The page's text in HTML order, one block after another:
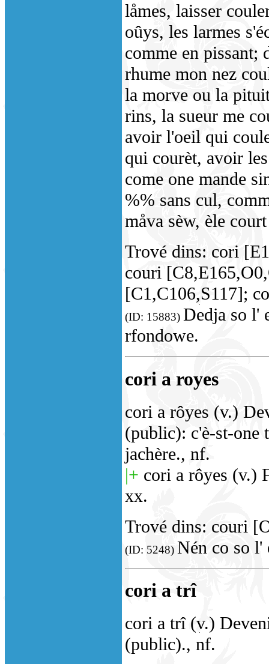
låmes, laisser
oûys, les larmes
comme en
rhume mon nez
la morve ou la
rins, la sueur me
avoir l'oeil qui
qui courèt, avoir
come one mande
%% sans cul,
måva sèw, èle
Trové dins: cori
couri
[C1,C106,S117];
(ID: 15883) Dedja so l'
rfondowe.
cori a royes
cori a rôyes (v.)
(public): c'è-st-one
jachère., nf.
|+ cori a rôyes (v.)
xx.
Trové dins: couri
(ID: 5248) Nén co so l'
cori a trî
cori a trî (v.)
(public)., nf.